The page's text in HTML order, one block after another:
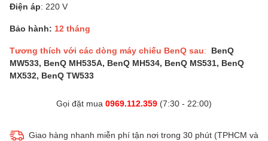
Điện áp: 220 V
Bảo hành: 12 tháng
Tương thích với các dòng máy chiếu BenQ sau: BenQ
MW533, BenQ MH535A, BenQ MH534, BenQ MS531, BenQ
MX532, BenQ TW533
Gọi đặt mua 0969.112.359 (7:30 - 22:00)
Giao hàng nhanh miễn phí tận nơi trong 30 phút (TPHCM và